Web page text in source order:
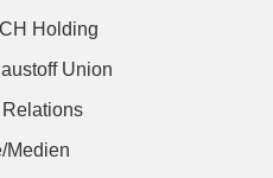
Holding
Union
Relations
Medien